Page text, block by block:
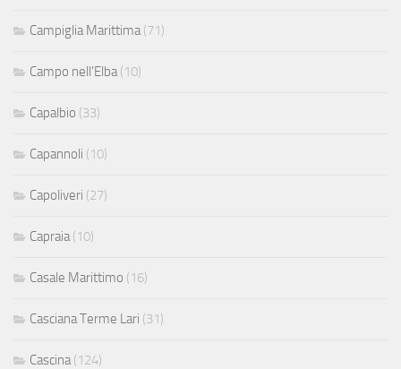
Campiglia Marittima (71)
Campo nell'Elba (10)
Capalbio (33)
Capannoli (10)
Capoliveri (27)
Capraia (10)
Casale Marittimo (16)
Casciana Terme Lari (31)
Cascina (124)